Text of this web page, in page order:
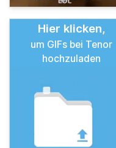
Hier klicken,
um GIFs bei Tenor
hochzuladen